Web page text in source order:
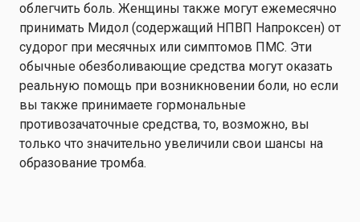
облегчить боль. Женщины также могут ежемесячно
принимать Мидол (содержащий НПВП Напроксен) от
судорог при месячных или симптомов ПМС. Эти
обычные обезболивающие средства могут оказать
реальную помощь при возникновении боли, но если
вы также принимаете гормональные
противозачаточные средства, то, возможно, вы
только что значительно увеличили свои шансы на
образование тромба.